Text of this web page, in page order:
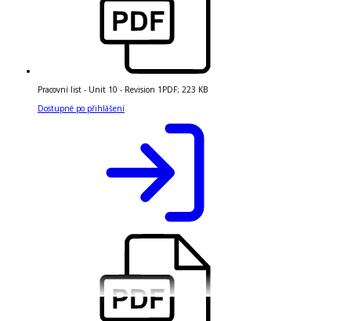
Pracovní list - Unit 10 - Revision 1 PDF; 223 KB
Dostupné po přihlášení